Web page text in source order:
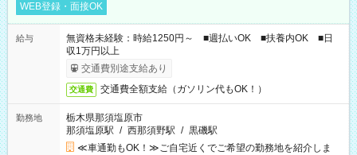
WEB登録・面接OK
給与
無資格未経験：時給1250円～ ■週払いOK ■扶養内OK ■日
収1万円以上
交通費別途支給あり
交通費 交通費全額支給（ガソリン代もOK！）
勤務地
栃木県那須塩原市
那須塩原駅 / 西那須野駅 / 黒磯駅
≪車通勤もOK！≫ご自宅近くでご希望の勤務地を紹介しま